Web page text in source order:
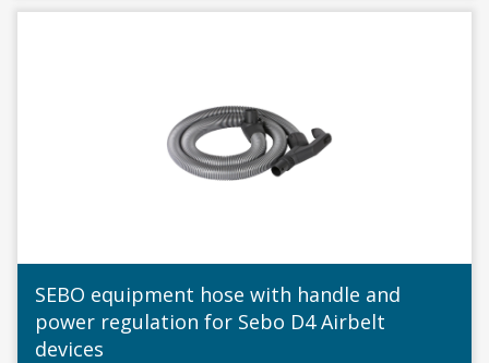
SEBO equipment hose with handle and
power regulation for Sebo D4 Airbelt
devices